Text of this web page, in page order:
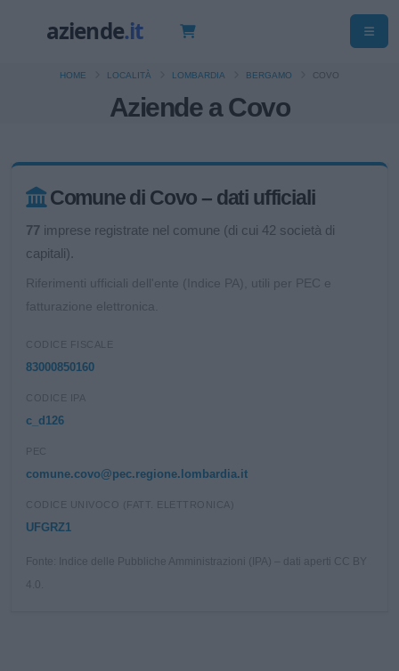
Aziende a Covo
HOME LOCALITÀ LOMBARDIA BERGAMO COVO
Comune di Covo – dati ufficiali
77 imprese registrate nel comune (di cui 42 società di
capitali).
Riferimenti ufficiali dell'ente (Indice PA), utili per PEC e
fatturazione elettronica.
CODICE FISCALE
83000850160
CODICE IPA
c_d126
PEC
comune.covo@pec.regione.lombardia.it
CODICE UNIVOCO (FATT. ELETTRONICA)
UFGRZ1
Fonte: Indice delle Pubbliche Amministrazioni (IPA) – dati aperti CC BY